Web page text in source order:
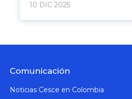
10 DIC 2025
Comunicación
Noticias Cesce en Colombia